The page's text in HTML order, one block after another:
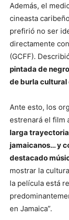
Además, el
cineasta
prefirió no ser
directamente
(GCFF).
pintada de
de burla
Ante esto, los
estrenará el film
larga
jamaicanos… y
destacado
mostrar la
la película está
en Jamaica”.